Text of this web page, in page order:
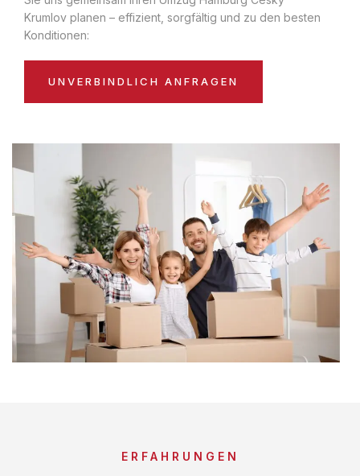
Krumlov planen – effizient, sorgfältig und zu den besten
Konditionen:
UNVERBINDLICH ANFRAGEN
ERFAHRUNGEN